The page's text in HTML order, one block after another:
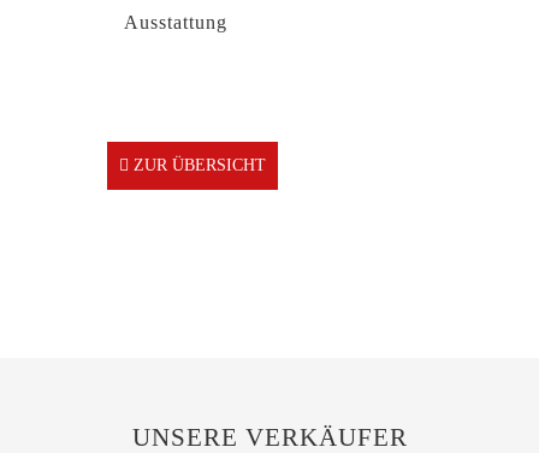
Ausstattung
ZUR ÜBERSICHT
UNSERE VERKÄUFER